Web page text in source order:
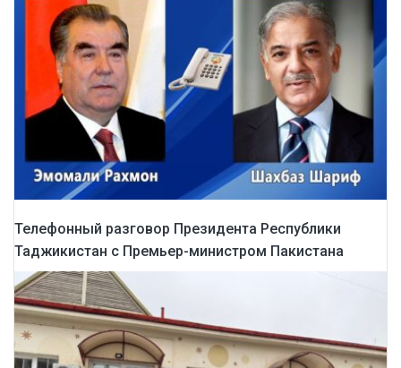
Телефонный разговор Президента Республики
Таджикистан с Премьер-министром Пакистана